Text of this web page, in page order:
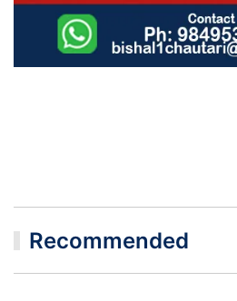
Recommended